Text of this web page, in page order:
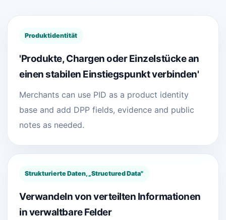
Produktidentität
'Produkte, Chargen oder Einzelstücke an
einen stabilen Einstiegspunkt verbinden'
Merchants can use PID as a product identity
base and add DPP fields, evidence and public
notes as needed.
Strukturierte Daten, „Structured Data"
Verwandeln von verteilten Informationen
in verwaltbare Felder